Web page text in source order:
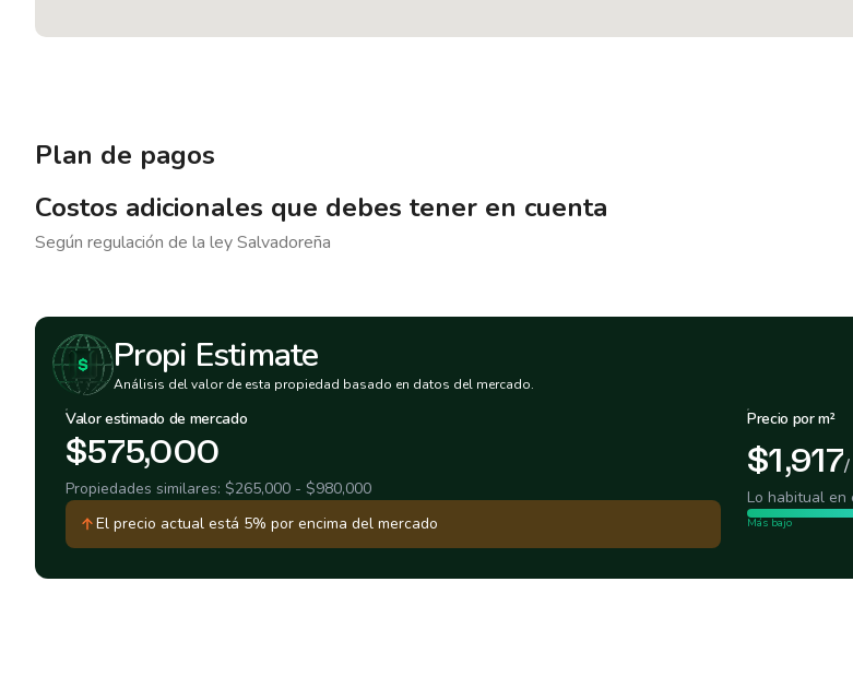
Plan de pagos
Costos adicionales que debes tener en cuenta
Según regulación de la leySalvadoreña
Propi Estimate
Análisis del valor de esta propiedad basado en datos del mercado.
Valor estimado de mercado
$575,000
Propiedades similares: $265,000 - $980,000
El precio actual está 5% por encima del mercado
Precio por m²
$1,917/
Lo habitual en
Más bajo